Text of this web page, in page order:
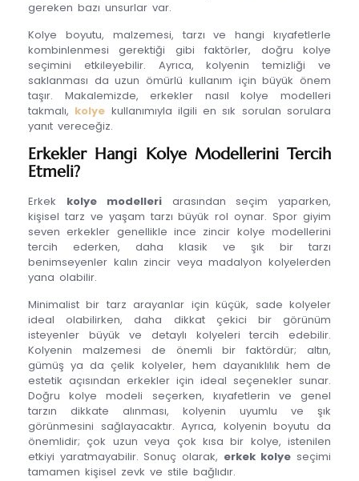
gereken bazı unsurlar var.
Kolye boyutu, malzemesi, tarzı ve hangi kıyafetlerle
kombinlenmesi gerektiği gibi faktörler, doğru kolye
seçimini etkileyebilir. Ayrıca, kolyenin temizliği ve
saklanması da uzun ömürlü kullanım için büyük önem
taşır. Makalemizde, erkekler nasıl kolye modelleri
takmalı, kolye kullanımıyla ilgili en sık sorulan sorulara
yanıt vereceğiz.
Erkekler Hangi Kolye Modellerini Tercih
Etmeli?
Erkek kolye modelleri arasından seçim yaparken,
kişisel tarz ve yaşam tarzı büyük rol oynar. Spor giyim
seven erkekler genellikle ince zincir kolye modellerini
tercih ederken, daha klasik ve şık bir tarzı
benimseyenler kalın zincir veya madalyon kolyelerden
yana olabilir.
Minimalist bir tarz arayanlar için küçük, sade kolyeler
ideal olabilirken, daha dikkat çekici bir görünüm
isteyenler büyük ve detaylı kolyeleri tercih edebilir.
Kolyenin malzemesi de önemli bir faktördür; altın,
gümüş ya da çelik kolyeler, hem dayanıklılık hem de
estetik açısından erkekler için ideal seçenekler sunar.
Doğru kolye modeli seçerken, kıyafetlerin ve genel
tarzın dikkate alınması, kolyenin uyumlu ve şık
görünmesini sağlayacaktır. Ayrıca, kolyenin boyutu da
önemlidir; çok uzun veya çok kısa bir kolye, istenilen
etkiyi yaratmayabilir. Sonuç olarak, erkek kolyeseçimi
tamamen kişisel zevk ve stile bağlıdır.